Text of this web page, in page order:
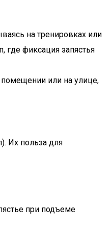
на тренировках или
где фиксация запястья
помещении или на улице,
Их польза для
при подъеме